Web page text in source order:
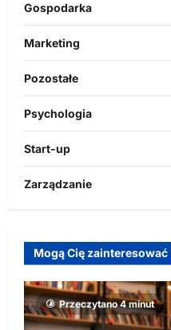
Gospodarka
Marketing
Pozostałe
Psychologia
Start-up
Zarządzanie
Mogą Cię zainteresować
Przeczytano 4 minut